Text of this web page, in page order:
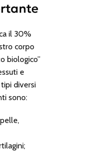
il 30%
corpo
biologico”
e
diversi
sono: